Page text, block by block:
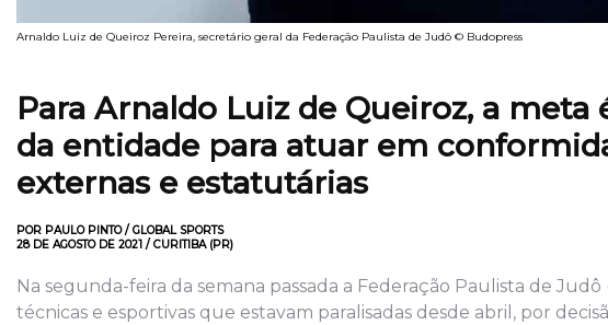
Arnaldo Luiz de Queiroz Pereira, secretário geral da Federação Paulista de Judô © Budopress
Para Arnaldo Luiz de Queiroz, a
da entidade para atuar em
externas e estatutárias
POR PAULO PINTO / GLOBAL SPORTS
28 DE AGOSTO DE 2021 / CURITIBA (PR)
Na segunda-feira da semana passada a Federação Paulista de
técnicas e esportivas que estavam paralisadas desde abril, por